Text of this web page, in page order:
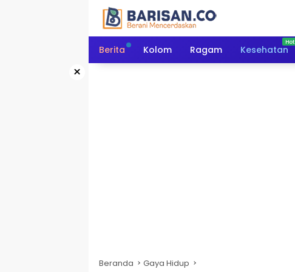
Berita Kolom Ragam Kesehatan
×
Beranda Gaya Hidup